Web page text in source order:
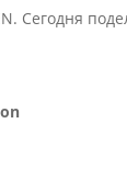
Сегодня